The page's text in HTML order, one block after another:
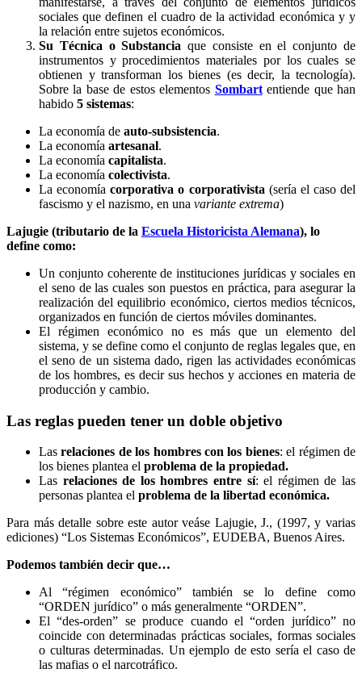
sociales que definen el cuadro de la actividad económica y y
la relación entre sujetos económicos.
Su Técnica o Substancia que consiste en el conjunto de
instrumentos y procedimientos materiales por los cuales se
obtienen y transforman los bienes (es decir, la tecnología).
Sobre la base de estos elementos Sombartentiende que han
habido 5 sistemas:
La economía de auto-subsistencia.
La economía artesanal.
La economía capitalista.
La economía colectivista.
La economíacorporativa o corporativista (sería el caso del
fascismo y el nazismo, en una variante extrema)
Lajugie (tributario de la Escuela Historicista Alemana), lo
define como:
Un conjunto coherente de instituciones jurídicas y sociales en
el seno de las cuales son puestos en práctica, para asegurar la
realización del equilibrio económico, ciertos medios técnicos,
organizados en función de ciertos móviles dominantes.
El régimen económico no es más que un elemento del
sistema, y se define como el conjunto de reglas legales que, en
el seno de un sistema dado, rigen las actividades económicas
de los hombres, es decir sus hechos y acciones en materia de
producción y cambio.
Las reglas pueden tener un doble objetivo
Lasrelaciones de los hombres con los bienes: el régimen de
los bienes plantea el problema de la propiedad.
Las relaciones de los hombres entre sí: el régimen de las
personas plantea el problema de la libertad económica.
Para más detalle sobre este autor veáse Lajugie, J., (1997, y varias
ediciones) “Los Sistemas Económicos”, EUDEBA, Buenos Aires.
Podemos también decir que…
Al “régimen económico” también se lo define como
“ORDEN jurídico” o más generalmente “ORDEN”.
El “des-orden” se produce cuando el “orden jurídico” no
coincide con determinadas prácticas sociales, formas sociales
o culturas determinadas. Un ejemplo de esto sería el caso de
las mafias o el narcotráfico.